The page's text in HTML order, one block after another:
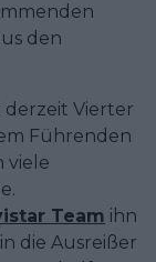
den
derzeit Vierter
Führenden
viele
Team ihn
die Ausreißer